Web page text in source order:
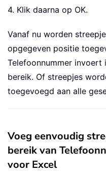
4. Klik daarna op OK.
Vanaf nu worden
opgegeven positie
Telefoonnummer invoert
bereik. Of streepjes
toegevoegd aan alle
Voeg eenvoudig
bereik van
voor Excel